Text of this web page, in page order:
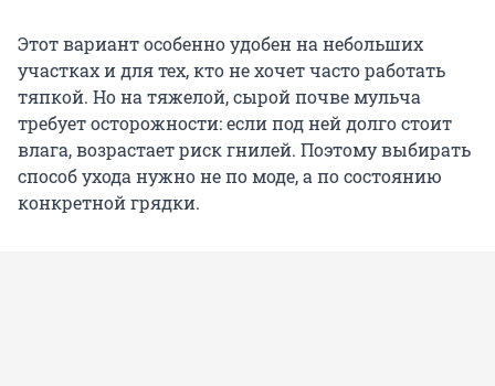
Этот вариант особенно удобен на небольших
участках и для тех, кто не хочет часто работать
тяпкой. Но на тяжелой, сырой почве мульча
требует осторожности: если под ней долго стоит
влага, возрастает риск гнилей. Поэтому выбирать
способ ухода нужно не по моде, а по состоянию
конкретной грядки.